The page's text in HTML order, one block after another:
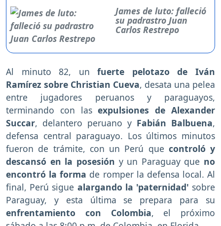
James de luto: falleció
su padrastro Juan
Carlos Restrepo
Al minuto 82, unfuerte pelotazo de Iván
Ramírez sobre Christian Cueva, desata una pelea
entre jugadores peruanos y paraguayos,
terminando con lasexpulsiones de Alexander
Succar, delantero peruano y Fabián Balbuena,
defensa central paraguayo. Los últimos minutos
fueron de trámite, con un Perú que controló y
descansó en la posesión y un Paraguay que no
encontró la forma de romper la defensa local. Al
final, Perú sigue alargando la 'paternidad' sobre
Paraguay, y esta última se prepara para su
enfrentamiento con Colombia, el próximo